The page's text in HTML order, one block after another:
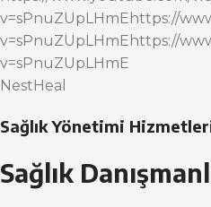
v=sPnuZUpLHmEhttps://
v=sPnuZUpLHmEhttps://
v=sPnuZUpLHmE
NestHeal
Sağlık Yönetimi
Sağlık